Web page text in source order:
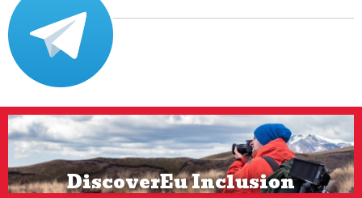
DiscoverEu Inclusion